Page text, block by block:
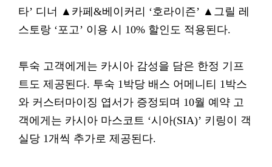
타’ 디너 ▲카페&베이커리 ‘호라이즌’ ▲그릴 레
스토랑 ‘포고’ 이용 시 10% 할인도 적용된다.
투숙 고객에게는 카시아 감성을 담은 한정 기프
트도 제공된다. 투숙 1박당 배스 어메니티 1박스
와 커스터마이징 엽서가 증정되며 10월 예약 고
객에게는 카시아 마스코트 ‘시아(SIA)’ 키링이 객
실당 1개씩 추가로 제공된다.